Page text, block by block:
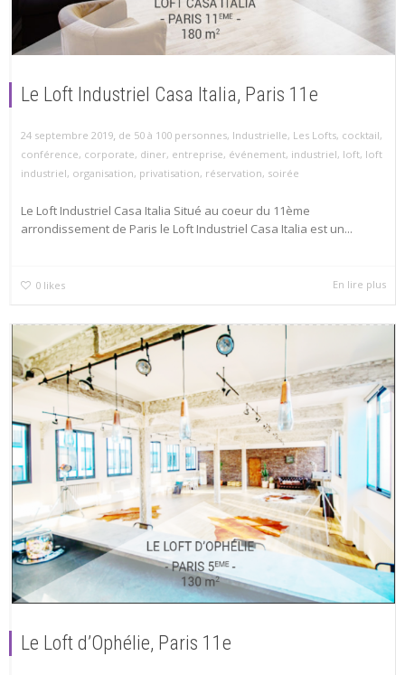
Le Loft Industriel Casa Italia, Paris 11e
24 septembre 2019, de 50 à 100 personnes, Industrielle, Les Lofts, cocktail,
conférence, corporate, diner, entreprise, événement, industriel, loft, loft
industriel, organisation, privatisation, réservation, soirée
Le Loft Industriel Casa Italia Situé au coeur du 11ème
arrondissement de Paris le Loft Industriel Casa Italia est un...
0 likes En lire plus
Le Loft d’Ophélie, Paris 11e